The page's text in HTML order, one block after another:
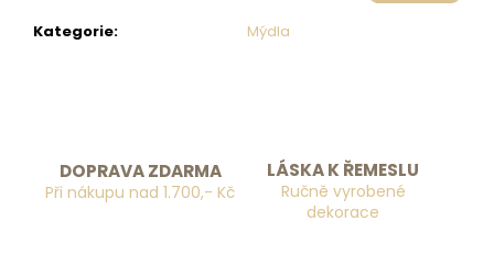
Kategorie: Mýdla
DOPRAVA ZDARMA
Při nákupu nad 1.700,- Kč
LÁSKA K ŘEMESLU
Ručně vyrobené
dekorace